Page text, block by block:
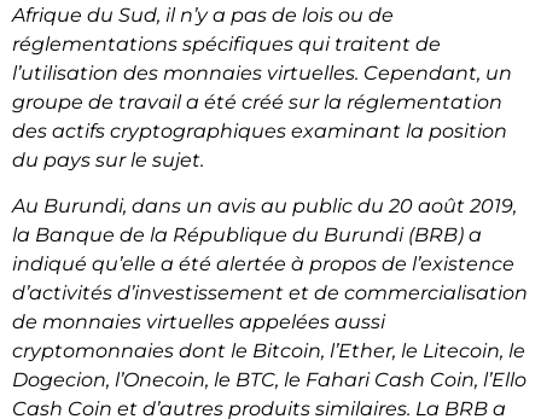
Afrique du Sud, il n’y a pas de lois ou de
réglementations spécifiques qui traitent de
l’utilisation des monnaies virtuelles. Cependant, un
groupe de travail a été créé sur la réglementation
des actifs cryptographiques examinant la position
du pays sur le sujet.
Au Burundi, dans un avis au public du 20 août 2019,
la Banque de la République du Burundi (BRB) a
indiqué qu’elle a été alertée à propos de l’existence
d’activités d’investissement et de commercialisation
de monnaies virtuelles appelées aussi
cryptomonnaies dont le Bitcoin, l’Ether, le Litecoin, le
Dogecion, l’Onecoin, le BTC, le Fahari Cash Coin, l’Ello
Cash Coin et d’autres produits similaires. La BRB a